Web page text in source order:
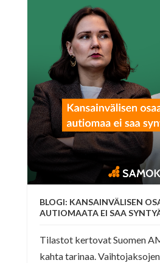
BLOGI: KANSAINVÄLISEN
AUTIOMAATA EI SAA
Tilastot kertovat Suomen
kahta tarinaa.